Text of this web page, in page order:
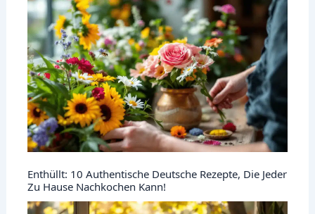
Enthüllt: 10 Authentische Deutsche Rezepte, Die Jeder
Zu Hause Nachkochen Kann!